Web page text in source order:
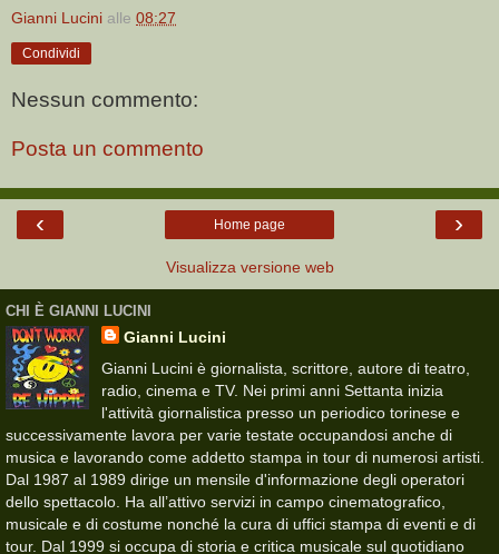
Gianni Lucini alle 08:27
Condividi
Nessun commento:
Posta un commento
‹ ›
Home page
Visualizza versione web
CHI È GIANNI LUCINI
Gianni Lucini
Gianni Lucini è giornalista, scrittore, autore di teatro,
radio, cinema e TV. Nei primi anni Settanta inizia
l'attività giornalistica presso un periodico torinese e
successivamente lavora per varie testate occupandosi anche di
musica e lavorando come addetto stampa in tour di numerosi artisti.
Dal 1987 al 1989 dirige un mensile d'informazione degli operatori
dello spettacolo. Ha all’attivo servizi in campo cinematografico,
musicale e di costume nonché la cura di uffici stampa di eventi e di
tour. Dal 1999 si occupa di storia e critica musicale sul quotidiano